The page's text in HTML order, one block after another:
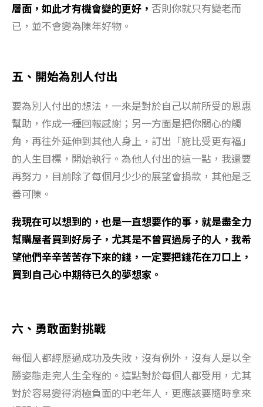
層面，如此才有機會變的更好， 否則你就只有變老而
已，並不會變為陳年好物。
五、開始為別人付出
要為別人付出的想法，一來是對於自己以前所受的恩惠
幫助，作成一種回報感謝；另一方面是把你關心的觸
角，再往外延伸到其他人身上，訂出「施比受更有福」
的人生目標，開始執行。為他人付出的這一點，我還要
再努力，目前除了每個月少少的展望會捐款，其他是乏
善可陳。
我現在可以想到的，也是一直想要作的事，就是盡全力
幫購屋者買到好房子，尤其是不曾買過房子的人，我希
望他們辛辛苦苦存下來的錢，一定要把錢花在刀口上，
買到自己心中期待已久的夢想家。
六、勇敢面對挑戰
每個人都經歷過成功及失敗，沒有例外，沒有人是以全
勝姿態走完人生全程的。這點對於每個人都受用，尤其
對於容易變得消極負面的中老年人，更應該要隨時拿來